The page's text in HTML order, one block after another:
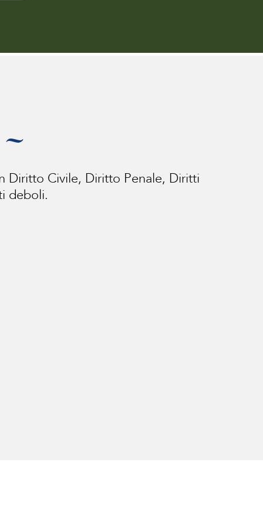
Diritto Civile, Diritto Penale, Diritti
deboli.